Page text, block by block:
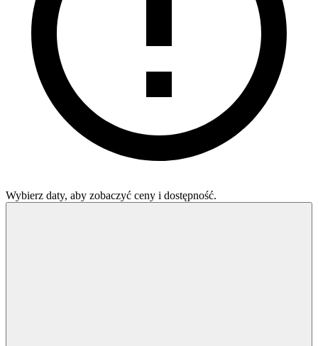
Wybierz daty, aby zobaczyć ceny i dostępność.